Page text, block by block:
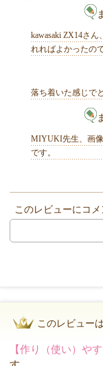
MIYUKI先生からの
他のお客様からのコ
kawasaki ZX14さ
れればよかったの
落ち着いた感じで
MIYUKI先生、画
です。
このレビューにコメ
このレビュー
【作り（使い）やす